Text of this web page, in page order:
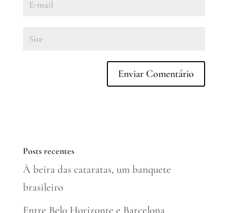
Posts recentes
À beira das cataratas, um banquete
brasileiro
Entre Belo Horizonte e Barcelona